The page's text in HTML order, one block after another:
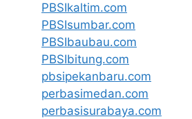
PBSIkaltim.com
PBSIsumbar.com
PBSIbaubau.com
PBSIbitung.com
pbsipekanbaru.com
perbasimedan.com
perbasisurabaya.com